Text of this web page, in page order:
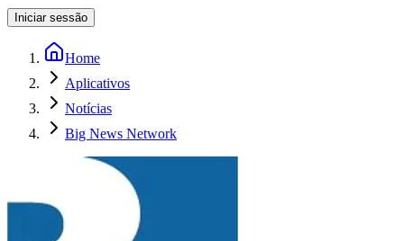
Iniciar sessão
Home
Aplicativos
Notícias
Big News Network